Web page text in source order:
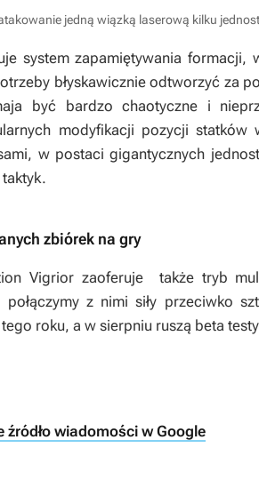
jedną wiązką laserową kilku
system zapamiętywania formacji,
błyskawicznie odtworzyć za
być bardzo chaotyczne i
modyfikacji pozycji statków
w postaci gigantycznych
zbiórek na gry
Vigrior zaoferuje także tryb
z nimi siły przeciwko
roku, a w sierpniu ruszą beta
źródło wiadomości w Google